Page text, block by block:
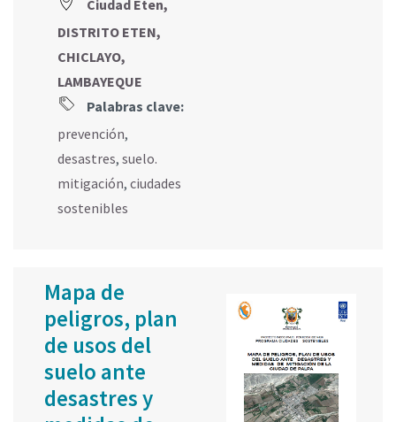
Ciudad Eten,
DISTRITO ETEN,
CHICLAYO,
LAMBAYEQUE
Palabras clave:
prevención,
desastres, suelo.
mitigación, ciudades
sostenibles
Mapa de
peligros, plan
de usos del
suelo ante
desastres y